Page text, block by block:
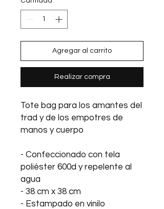
Agregar al carrito
Realizar compra
Tote bag para los amantes del
trad y de los empotres de
manos y cuerpo
- Confeccionado con tela
poliéster 600d y repelente al
agua
- 38 cm x 38 cm
- Estampado en vinilo